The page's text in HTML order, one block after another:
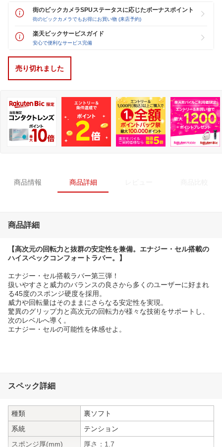
街のビックカメラSPUステータスに応じたボーナスポイント
街のビックカメラでもお得にお買い物 (来店予約)
楽天ビックサービスガイド
安心で便利なサービス完備
売り切れました
商品情報 商品詳細
商品詳細
【高次元の回転力と抜群の安定性を兼備。エナジー・セル搭載の
ハイスペックコンフォートラバー。】
エナジー・セル搭載ラバー第三弾！
扱いやすさと威力のバランスの良さから多くのユーザーに好まれ
る45度のスポンジ硬度を採用。
威力や回転量はそのままにさらなる安定性を実現。
驚異のグリップ力と高次元の回転力が様々な技術をサポートし、
次のレベルへ導く。
エナジー・セルの可能性を体感せよ。
スペック詳細
種類
裏ソフト
系統
テンション
スポンジ厚(mm)
厚さ：1.7